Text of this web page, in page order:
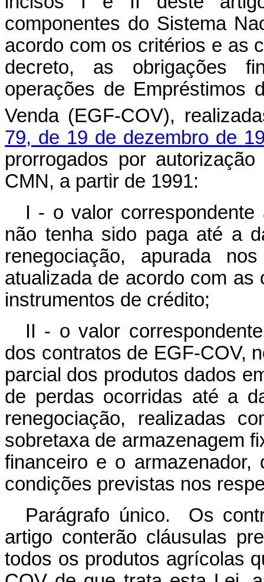
componentes do Sistema
acordo com os critérios e as
decreto, as obrigações
operações de Empréstimos
Venda (EGF-COV),
79, de 19 de dezembro de
prorrogados por
CMN, a partir de 1991:
I - o valor
não tenha sido paga até a
renegociação, apurada
atualizada de acordo com
instrumentos de crédito;
II - o valor
dos contratos de EGF-COV,
parcial dos produtos dados
de perdas ocorridas até a
renegociação, realizadas
sobretaxa de armazenagem
financeiro e o
condições previstas nos
Parágrafo único. Os
artigo conterão cláusulas
todos os produtos agrícolas